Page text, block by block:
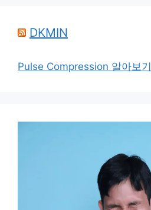
DKMIN
Pulse Compression 알아보기